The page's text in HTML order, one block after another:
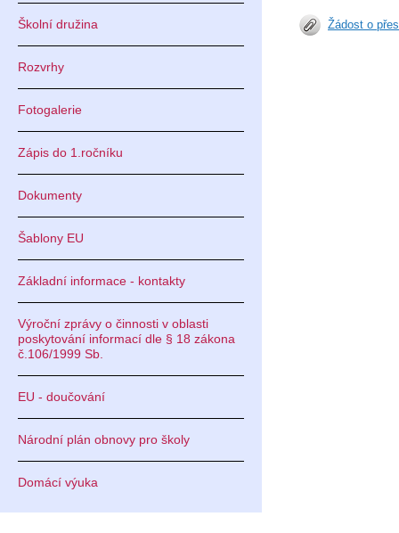
Školní družina
Rozvrhy
Fotogalerie
Zápis do 1.ročníku
Dokumenty
Šablony EU
Základní informace - kontakty
Výroční zprávy o činnosti v oblasti
poskytování informací dle § 18 zákona
č.106/1999 Sb.
EU - doučování
Národní plán obnovy pro školy
Domácí výuka
Žádost o